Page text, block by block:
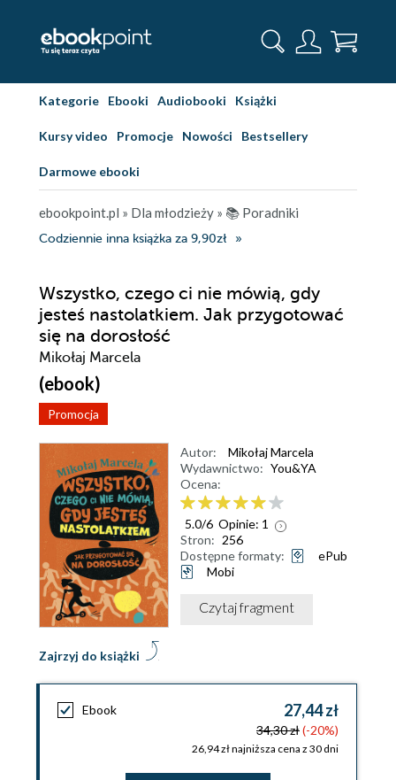
Kategorie Ebooki Audiobooki Książki
Kursy video Promocje Nowości Bestsellery
Darmowe ebooki
ebookpoint.pl » Dla młodzieży » 📚 Poradniki
Codziennie inna książka za 9,90zł
Wszystko, czego ci nie mówią, gdy
jesteś nastolatkiem. Jak przygotować
się na dorosłość
Mikołaj Marcela
(ebook)
Promocja
Zajrzyj do książki
Autor:
Mikołaj Marcela
Wydawnictwo: You&YA
Ocena:
5.0/6 Opinie: 1
Stron: 256
Dostępne formaty:
ePub
Mobi
Czytaj fragment
Ebook 27,44 zł
34,30 zł(-20%)
26,94 zł najniższa cena z 30 dni